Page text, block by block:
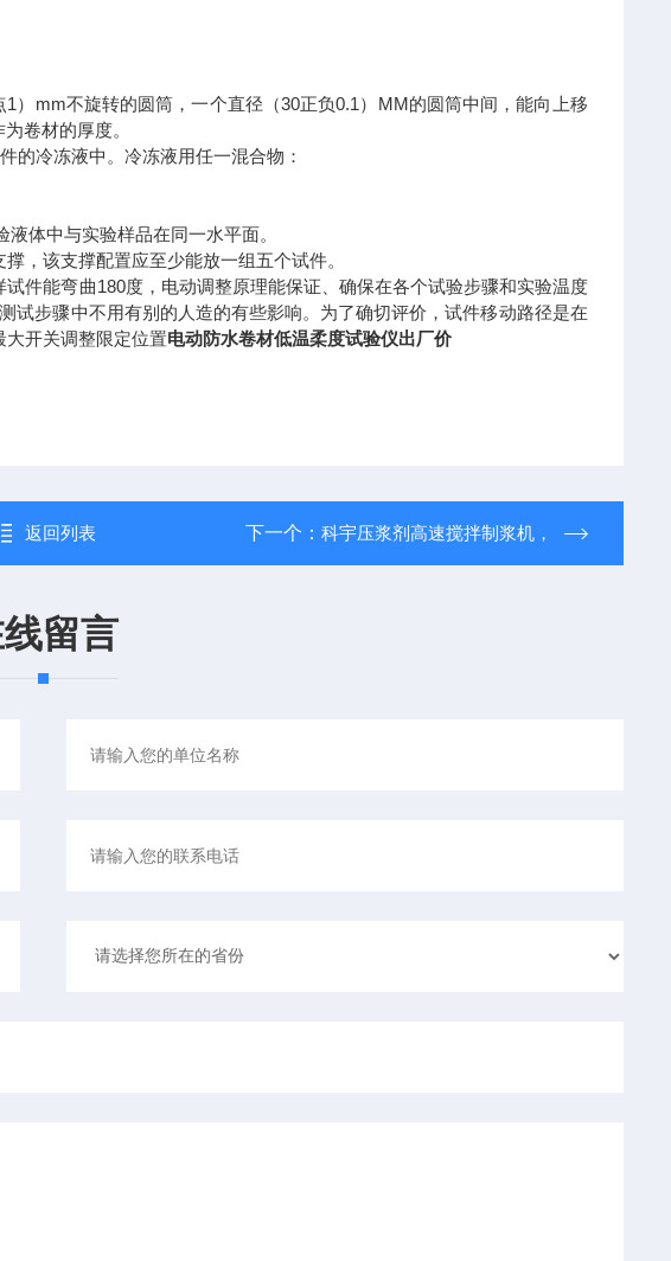
mm不旋转的圆筒，一个直径（30正负0.1）MM的圆筒中间，能向上移
卷材的厚度。
冷冻液中。冷冻液用任一混合物：
体中与实验样品在同一水平面。
，该支撑配置应至少能放一组五个试件。
件能弯曲180度，电动调整原理能保证、确保在各个试验步骤和实验温度
试步骤中不用有别的人造的有些影响。为了确切评价，试件移动路径是在
开关调整限定位置电动防水卷材低温柔度试验仪出厂价
返回列表 下一个： 科宇压浆剂高速搅拌制浆机，
留言